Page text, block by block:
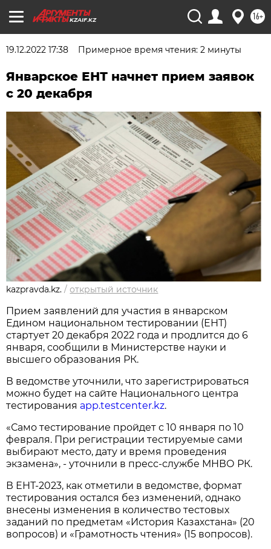
KZAIF.KZ 16+
19.12.2022 17:38 Примерное время чтения: 2 минуты
Январское ЕНТ начнет прием заявок
с 20 декабря
kazpravda.kz. /открытый источник
Прием заявлений для участия в январском
Едином национальном тестировании (ЕНТ)
стартует 20 декабря 2022 года и продлится до 6
января, сообщили в Министерстве науки и
высшего образования РК.
В ведомстве уточнили, что зарегистрироваться
можно будет на сайте Национального центра
тестирования app.testcenter.kz.
«Само тестирование пройдет с 10 января по 10
февраля. При регистрации тестируемые сами
выбирают место, дату и время проведения
экзамена», - уточнили в пресс-службе МНВО РК.
В ЕНТ-2023, как отметили в ведомстве, формат
тестирования остался без изменений, однако
внесены изменения в количество тестовых
заданий по предметам «История Казахстана» (20
вопросов) и «Грамотность чтения» (15 вопросов).